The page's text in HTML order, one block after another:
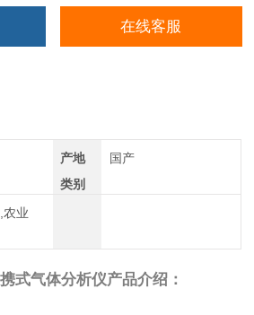
在线客服
产地
类别
国产
农业
气体分析仪产品介绍：